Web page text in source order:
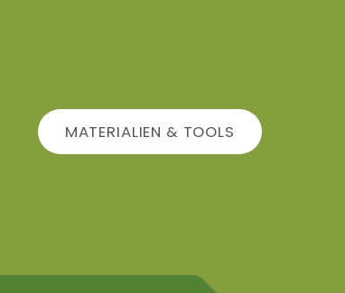
MATERIALIEN & TOOLS